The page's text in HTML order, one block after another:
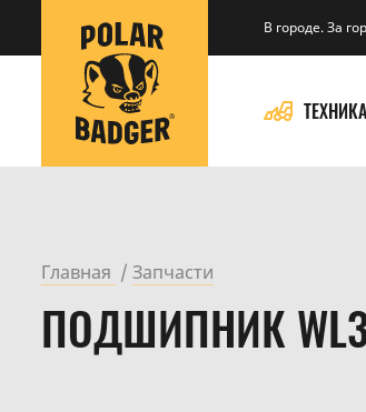
В городе. За
ТЕХНИКА
Главная Запчасти
ПОДШИПНИК